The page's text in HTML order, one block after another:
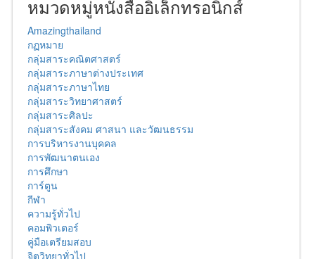
หมวดหมู่หนังสืออิเล็กทรอนิกส์
Amazingthailand
กฏหมาย
กลุ่มสาระคณิตศาสตร์
กลุ่มสาระภาษาต่างประเทศ
กลุ่มสาระภาษาไทย
กลุ่มสาระวิทยาศาสตร์
กลุ่มสาระศิลปะ
กลุ่มสาระสังคม ศาสนา และวัฒนธรรม
การบริหารงานบุคคล
การพัฒนาตนเอง
การศึกษา
การ์ตูน
กีฬา
ความรู้ทั่วไป
คอมพิวเตอร์
คู่มือเตรียมสอบ
จิตวิทยาทั่วไป